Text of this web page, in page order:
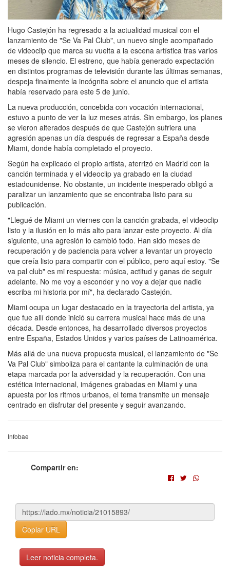
Hugo Castejón ha regresado a la actualidad musical con el
lanzamiento de "Se Va Pal Club", un nuevo single acompañado
de videoclip que marca su vuelta a la escena artística tras varios
meses de silencio. El estreno, que había generado expectación
en distintos programas de televisión durante las últimas semanas,
despeja finalmente la incógnita sobre el anuncio que el artista
había reservado para este 5 de junio.
La nueva producción, concebida con vocación internacional,
estuvo a punto de ver la luz meses atrás. Sin embargo, los planes
se vieron alterados después de que Castejón sufriera una
agresión apenas un día después de regresar a España desde
Miami, donde había completado el proyecto.
Según ha explicado el propio artista, aterrizó en Madrid con la
canción terminada y el videoclip ya grabado en la ciudad
estadounidense. No obstante, un incidente inesperado obligó a
paralizar un lanzamiento que se encontraba listo para su
publicación.
"Llegué de Miami un viernes con la canción grabada, el videoclip
listo y la ilusión en lo más alto para lanzar este proyecto. Al día
siguiente, una agresión lo cambió todo. Han sido meses de
recuperación y de paciencia para volver a levantar un proyecto
que creía listo para compartir con el público, pero aquí estoy. "Se
va pal club" es mi respuesta: música, actitud y ganas de seguir
adelante. No me voy a esconder y no voy a dejar que nadie
escriba mi historia por mí", ha declarado Castejón.
Miami ocupa un lugar destacado en la trayectoria del artista, ya
que fue allí donde inició su carrera musical hace más de una
década. Desde entonces, ha desarrollado diversos proyectos
entre España, Estados Unidos y varios países de Latinoamérica.
Más allá de una nueva propuesta musical, el lanzamiento de "Se
Va Pal Club" simboliza para el cantante la culminación de una
etapa marcada por la adversidad y la recuperación. Con una
estética internacional, imágenes grabadas en Miami y una
apuesta por los ritmos urbanos, el tema transmite un mensaje
centrado en disfrutar del presente y seguir avanzando.
Infobae
Compartir en:
Copiar URL
Leer noticia completa.